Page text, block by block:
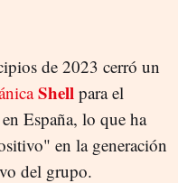
de 2023 cerró un
Shell para el
España, lo que ha
en la generación
del grupo.